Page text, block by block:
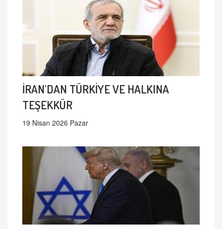
İRAN'DAN TÜRKİYE VE HALKINA
TEŞEKKÜR
19 Nisan 2026 Pazar